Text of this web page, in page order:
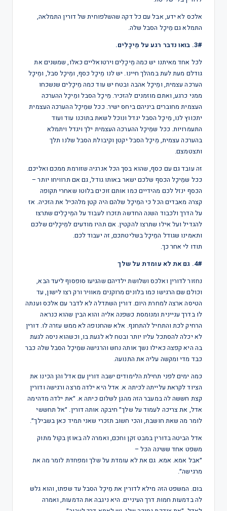
אלכס לא ידע, אבל עם כל דקה שהשלפוחית של דורין התמלאה,
התמלא גם מֵיכָל הסבל שלה.
3#. בואו נדבר רגע על מֵיכָלִים.
לכל אחד מאיתנו יש כמה מֵיכָלִים וירטואליים כאלו, שמשנים את
גודלם מעת לעת במהלך חיינו. יש לנו מֵיכָל כסף, ומֵיכָל סבל, ומֵיכָל
הערכה עצמית, ומֵיכָל אהבה ובטח יש עוד כמה מֵיכָלִים שנשכחו
ממני כרגע, ואתם מוזמנים להזכיר. מֵיכָל הסבל ומֵיכָל ההערכה
העצמית מחוברים ביניהם ביחס ישיר. ככל שמֵיכָל ההערכה העצמית
יתכווץ לנו, מֵיכָל הסבל יגדל ונוכל לשאת בתוכנו עוד ועוד
התעמרויות. ככל שמֵיכָל ההערכה העצמית ילך ויגדל ויתמלא
בהערכה עצמית, מֵיכָל הסבל יקטן וקיבולת הסבל שלנו תלך
ותצטמצם.
זה עובד גם עם כסף, שהוא בסך הכל אנרגיה שזורמת ממכם ואליכם.
ככל שמֵיכָל הכסף שלכם ישאר באותו גודל, גם אם תרוויחו יותר –
הכסף ינזל לכם מהידיים כמו אותם זוכים בלוטו שאחרי תקופה
קצרה מאבדים הכל כי המֵיכָל שלהם היה קטן מלהכיל את הזכיה. אז
על הדרך ולכבוד השנה החדשה תזכרו לעבוד על המֵיכָלִים שתרצו
להגדיל ועל אילו שתרצו להקטין. אם תהיו מודעים למֵיכָלִים שלכם
ותאמינו שגודל המֵיכָל בשליטתכם, זה יעבוד לכם.
תודו לי אחר כך.
4#. גם את לא עומדת על שלך
נחזור לדורין ואלכס ושלושת ילדיהם שהגיעו סופסוף ליעד הבא,
וכולם שם הרגישו כמו בלונים מרוקנים מאוויר ורק רצו לישון, עד
הטיסה ארצה למחרת היום. דורין השתדלה לא לדבר עם אלכס וענתה
לו בדרך עניינית ומנומסת כשפנה אליה והוא הבין שהוא כנראה
הרחיק לכת והתחיל להתחנף. אלא שהחנופה לא ממש עזרה לו. דורין
לא יכלה להסתכל עליו יותר ובטח לא לגעת בו, וכשהוא ניסה לגעת
בה היא קפצה כאילו נשך אותה נחש והרגישה שמֵיכָל הסבל שלה כבר
כבד מדי ומקשה עליה את התנועה.
כמה ימים לפני תחילת הלימודים ישבה דורין עם אדל והן הכינו את
הציוד לקראת עלייתה לכיתה א. אדל היא ילדה מרצה ורגישה ודורין
קצת חששה לה במעבר הזה מהגן לשלום כיתה א. ״את ילדה מדהימה
אדל, את צריכה לעמוד על שלך״ חיבקה אותה דורין. ״אל תחששי
לומר מה שאת חושבת, והכי חשוב תזכרי שאני תמיד כאן בשבילך״.
אדל הביטה בדורין במבט זקן וחכם, ואמרה לה באוזן בקול מתוק
משפט אחד ששינה הכל –
״אבל אמא. אמא. גם את לא עומדת על שלך ומפחדת לומר מה את
מרגישה״.
בום. המשפט הזה מילא לדורין את מֵיכָל הסבל עד שפתו, והוא גלש
לה בדמעות חמות דרך העיניים. היא ניגבה את הדמעות, ואמרה